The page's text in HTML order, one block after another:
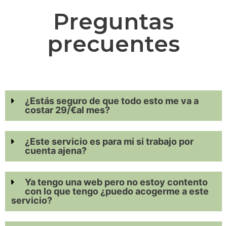
Preguntas
precuentes
¿Estás seguro de que todo esto me va a
costar 29/€al mes?
¿Este servicio es para mi si trabajo por
cuenta ajena?
Ya tengo una web pero no estoy contento
con lo que tengo ¿puedo acogerme a este
servicio?